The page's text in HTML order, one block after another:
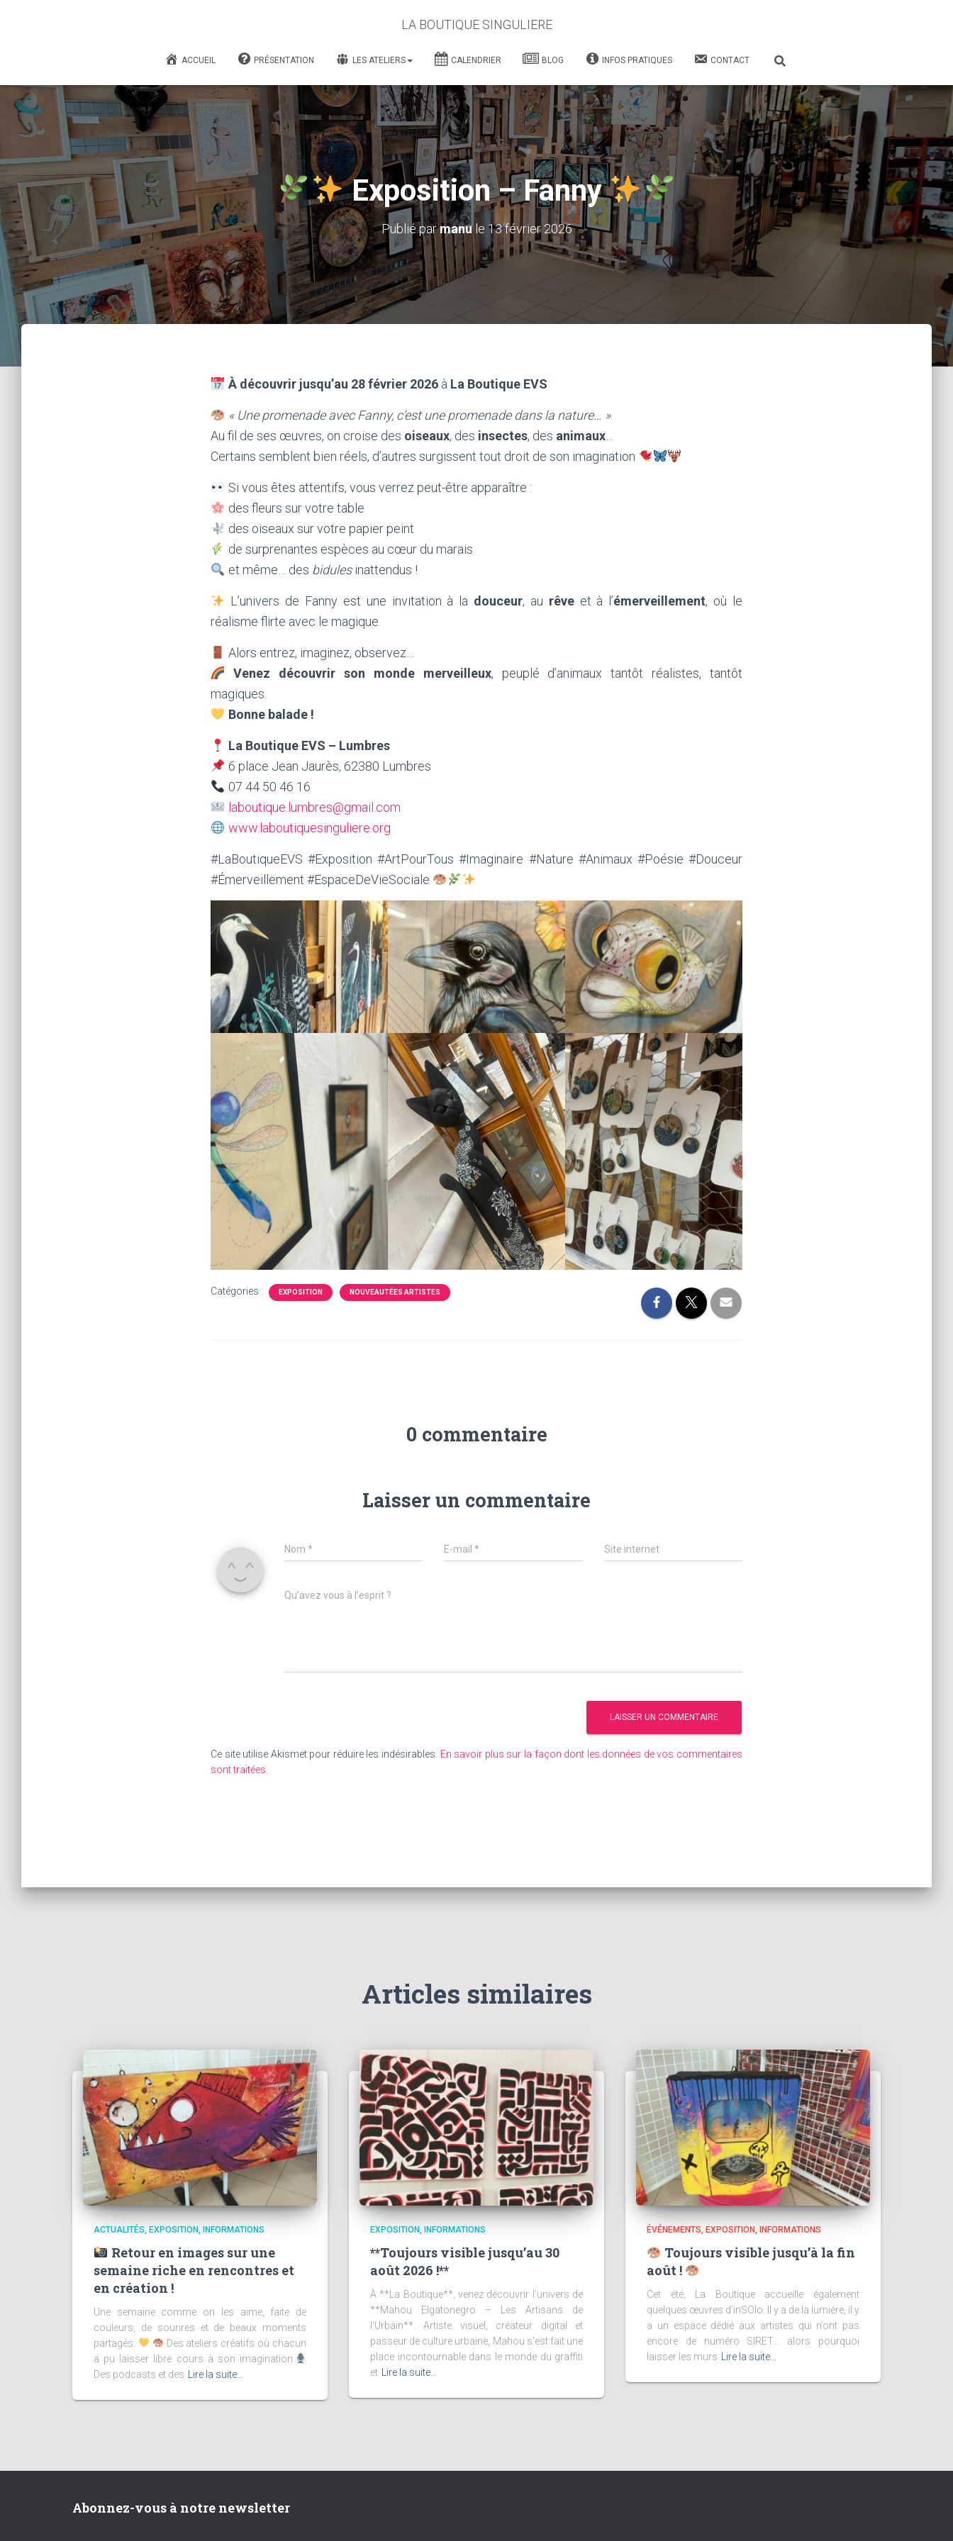
LA BOUTIQUE SINGULIERE
ACCUEIL PRÉSENTATION LES ATELIERS CALENDRIER BLOG INFOS PRATIQUES CONTACT
Exposition – Fanny
Publié parmanule 13 février 2026
À découvrir jusqu’au 28 février 2026à La Boutique EVS
« Une promenade avec Fanny, c’est une promenade dans la nature… »
Au fil de ses œuvres, on croise des oiseaux, des insectes, des animaux
Certains semblent bien réels, d’autres surgissent tout droit de son imagination
Si vous êtes attentifs, vous verrez peut-être apparaître :
des fleurs sur votre table
des oiseaux sur votre papier peint
de surprenantes espèces au cœur du marais
et même… des bidulesinattendus !
L’univers de Fanny est une invitation à la douceur, au rêveet à l’émerveillement, où le
réalisme flirte avec le magique.
Alors entrez, imaginez, observez…
Venez découvrir son monde merveilleux, peuplé d’animaux tantôt réalistes, tantôt
magiques.
Bonne balade !
La Boutique EVS – Lumbres
6 place Jean Jaurès, 62380 Lumbres
07 44 50 46 16
laboutique.lumbres@gmail.com
www.laboutiquesinguliere.org
#LaBoutiqueEVS #Exposition #ArtPourTous #Imaginaire #Nature #Animaux #Poésie #Douceur
#Émerveillement #EspaceDeVieSociale
Catégories : EXPOSITION NOUVEAUTÉES ARTISTES
0 commentaire
Laisser un commentaire
Nom * E-mail* Site internet
Qu’avez vous à l’esprit ?
Ce site utilise Akismet pour réduire les indésirables. En savoir plus sur la façon dont les données de vos commentaires
sont traitées
Articles similaires
ACTUALITÉS EXPOSITION INFORMATIONS
Retour en images sur une
semaine riche en rencontres et
en création !
Une semaine comme on les aime, faite de
couleurs, de sourires et de beaux moments
partagés.
Des ateliers créatifs où chacun
a pu laisser libre cours à son imagination.
Des podcasts et des
Lire la suite…
EXPOSITION INFORMATIONS
**Toujours visible jusqu’au 30
août 2026 !**
À **La Boutique**, venez découvrir l’univers de
**Mahou Elgatonegro – Les Artisans de
l’Urbain**. Artiste visuel, créateur digital et
passeur de culture urbaine, Mahou s’est fait une
place incontournable dans le monde du graffiti
et
Lire la suite…
ÉVÉNEMENTS EXPOSITION INFORMATIONS
Toujours visible jusqu’à la fin
août !
Cet été, La Boutique accueille également
quelques œuvres d’inSOlo. Il y a de la lumière, il y
a un espace dédié aux artistes qui n’ont pas
encore de numéro SIRET… alors pourquoi
laisser les murs
Lire la suite…
Abonnez-vous à notre newsletter